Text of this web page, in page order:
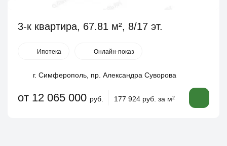
3-к квартира, 67.81 м², 8/17 эт.
Ипотека Онлайн-показ
г. Симферополь, пр. Александра Суворова
от 12 065 000 руб. 177 924 руб. за м2